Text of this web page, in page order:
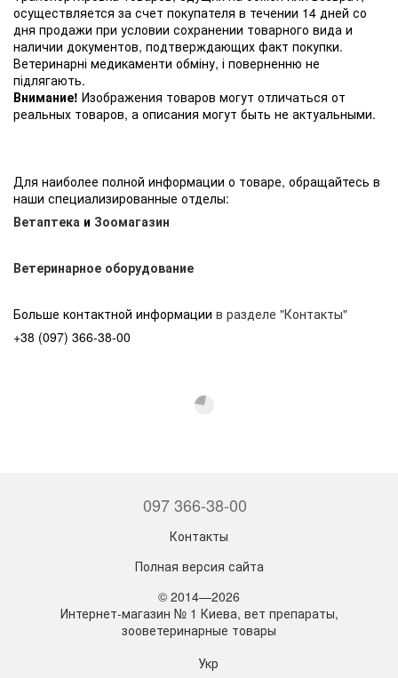
осуществляется за счет покупателя в течении 14 дней со
дня продажи при условии сохранении товарного вида и
наличии документов, подтверждающих факт покупки.
Ветеринарні медикаменти обміну, і поверненню не
підлягають.
Внимание! Изображения товаров могут отличаться от
реальных товаров, а описания могут быть не актуальными.
Для наиболее полной информации о товаре, обращайтесь в
наши специализированные отделы:
Ветаптека и Зоомагазин
Ветеринарное оборудование
Больше контактной информации в разделе "Контакты"
+38 (097) 366-38-00
097 366-38-00
Контакты
Полная версия сайта
© 2014—2026
Интернет-магазин № 1 Киева, вет препараты,
зооветеринарные товары
Укр